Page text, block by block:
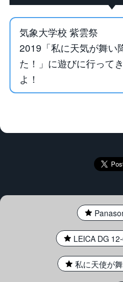
気象大学校 紫雲祭
2019「私に天気が舞い
た！」に遊びに行って
よ！
LEICA DG
私に天使が